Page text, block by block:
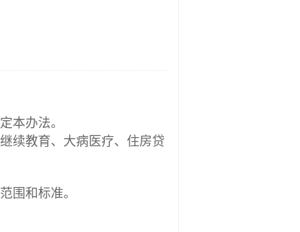
本办法。
续教育、大病医疗、住房贷
围和标准。